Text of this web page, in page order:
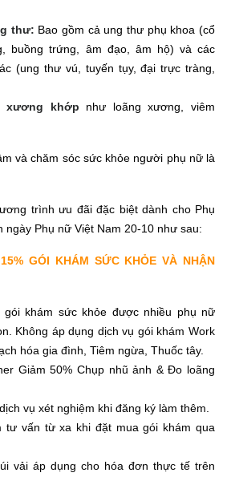
thư: Bao gồm cả ung thư phụ khoa (cổ
buồng trứng, âm đạo, âm hộ) và các
(ung thư vú, tuyến tụy, đại trực tràng,
xương khớp như loãng xương, viêm
và chăm sóc sức khỏe người phụ nữ là
trình ưu đãi đặc biệt dành cho Phụ
ngày Phụ nữ Việt Nam 20-10 như sau:
GÓI KHÁM SỨC KHỎE VÀ NHẬN
khám sức khỏe được nhiều phụ nữ
Không áp dụng dịch vụ gói khám Work
hóa gia đình, Tiêm ngừa, Thuốc tây.
Giảm 50% Chụp nhũ ảnh & Đo loãng
vụ xét nghiệm khi đăng ký làm thêm.
tư vấn từ xa khi đặt mua gói khám qua
vải áp dụng cho hóa đơn thực tế trên